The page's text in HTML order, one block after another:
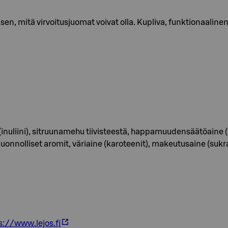
mitä virvoitusjuomat voivat olla. Kupliva,
sitruunamehu tiivisteestä,
aromit, väriaine (karoteenit), makeutusaine
www.lejos.fi